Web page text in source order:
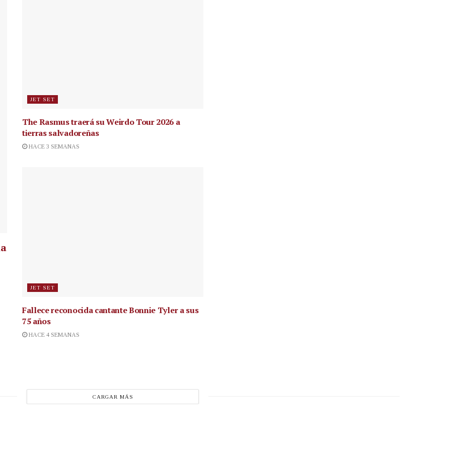
JET SET
The Rasmus traerá su Weirdo Tour 2026 a
tierras salvadoreñas
HACE 3 SEMANAS
JET SET
Fallece reconocida cantanteBonnie Tyler a sus
75 años
HACE 4 SEMANAS
CARGAR MÁS